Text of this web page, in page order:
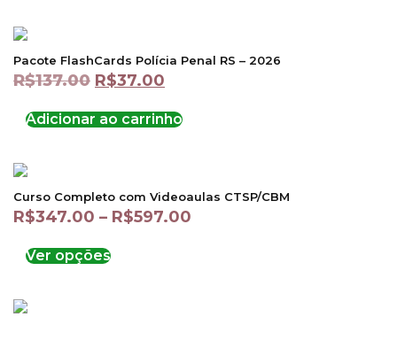
Pacote FlashCards Polícia Penal RS – 2026
R$137.00 R$37.00
Adicionar ao carrinho
Curso Completo com Videoaulas CTSP/CBM
R$347.00 – R$597.00
Ver opções